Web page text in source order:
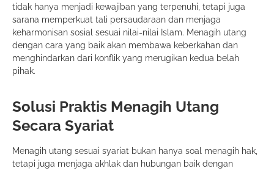
tidak hanya menjadi kewajiban yang terpenuhi, tetapi juga
sarana memperkuat tali persaudaraan dan menjaga
keharmonisan sosial sesuai nilai-nilai Islam. Menagih utang
dengan cara yang baik akan membawa keberkahan dan
menghindarkan dari konflik yang merugikan kedua belah
pihak.
Solusi Praktis Menagih Utang
Secara Syariat
Menagih utang sesuai syariat bukan hanya soal menagih hak,
tetapi juga menjaga akhlak dan hubungan baik dengan